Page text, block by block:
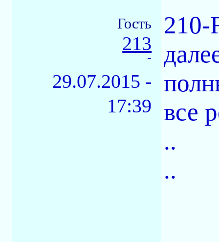
Гость
213
-
29.07.2015 -
17:39
210-
все
..
..